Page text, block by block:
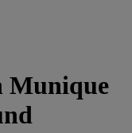
Munique